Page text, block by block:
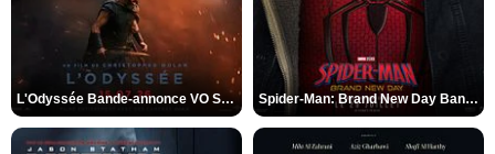
L'Odyssée Bande-annonce VO STFR Spider-Man: Brand New Day Bande-annonce VO STFR